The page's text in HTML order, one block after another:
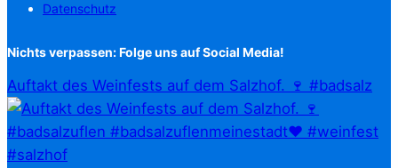
Datenschutz
Nichts verpassen: Folge uns auf Social Media!
Auftakt des Weinfests auf dem Salzhof. 🍷 #badsalz